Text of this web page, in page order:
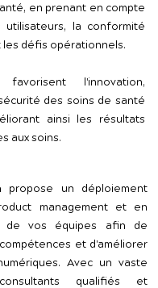
en prenant en compte
utilisateurs, la conformité
défis opérationnels.
l'innovation,
des soins de santé
ainsi les résultats
aux soins.
propose un déploiement
management et en
de vos équipes afin de
et d'améliorer
Avec un vaste
qualifiés et